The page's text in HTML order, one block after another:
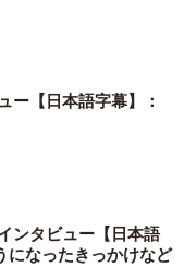
ー【日本語字幕】：
ンタビュー【日本語
になったきっかけなど